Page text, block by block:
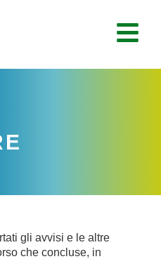
gli avvisi e le altre
che concluse, in